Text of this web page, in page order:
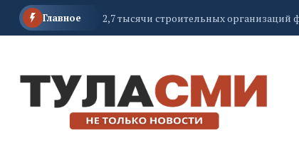
Главное 2,7 тысячи строительных
30 административных правонарушений